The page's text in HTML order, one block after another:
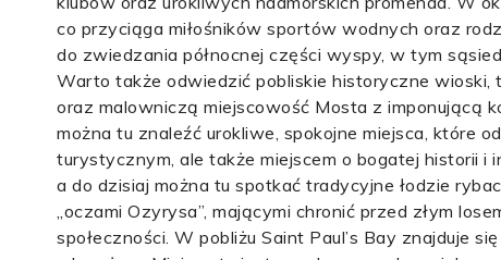
co przyciąga miłośników sportów wodnych oraz
do zwiedzania północnej części wyspy, w tym
Warto także odwiedzić pobliskie historyczne wioski,
oraz malowniczą miejscowość Mosta z imponującą
można tu znaleźć urokliwe, spokojne miejsca, które
turystycznym, ale także miejscem o bogatej historii i
a do dzisiaj można tu spotkać tradycyjne łodzie
„oczami Ozyrysa”, mającymi chronić przed złym
społeczności. W pobliżu Saint Paul’s Bay znajduje